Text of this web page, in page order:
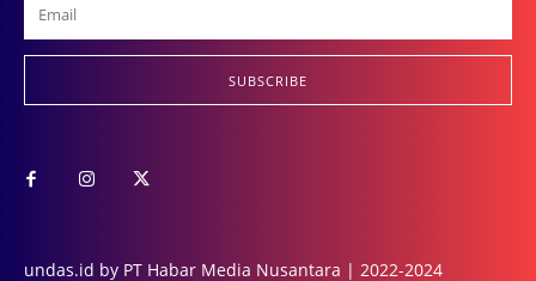
SUBSCRIBE
undas.id by PT Habar Media Nusantara | 2022-2024